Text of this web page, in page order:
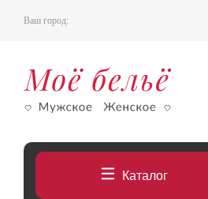
Ваш город:
Каталог